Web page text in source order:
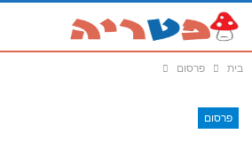
בית פרסום
פרסום